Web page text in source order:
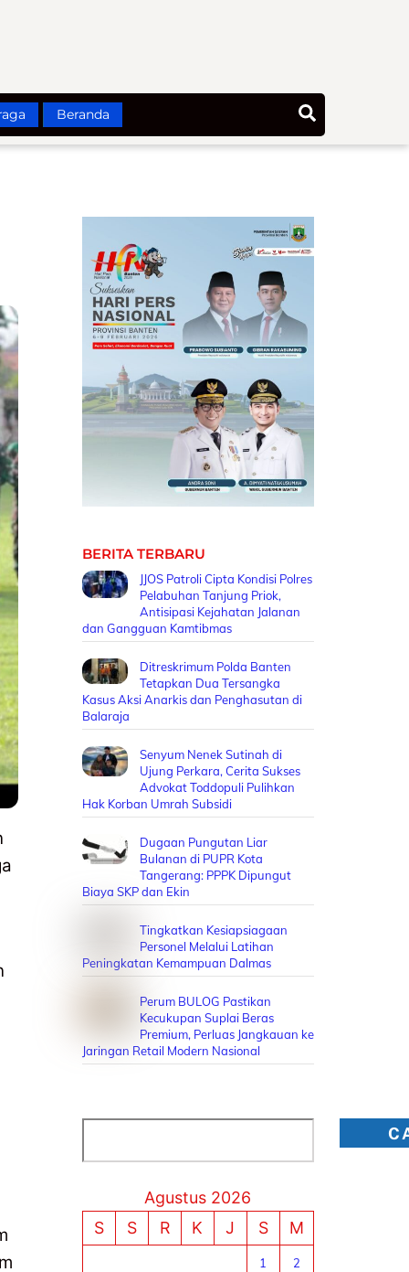
Beranda
BERITA TERBARU
JJOS Patroli Cipta Kondisi Polres
Pelabuhan Tanjung Priok,
Antisipasi Kejahatan Jalanan
dan Gangguan Kamtibmas
Ditreskrimum Polda Banten
Tetapkan Dua Tersangka
Kasus Aksi Anarkis dan Penghasutan di
Balaraja
Senyum Nenek Sutinah di
Ujung Perkara, Cerita Sukses
Advokat Toddopuli Pulihkan
Hak Korban Umrah Subsidi
Dugaan Pungutan Liar
Bulanan di PUPR Kota
Tangerang: PPPK Dipungut
Biaya SKP dan Ekin
Tingkatkan Kesiapsiagaan
Personel Melalui Latihan
Peningkatan Kemampuan Dalmas
Perum BULOG Pastikan
Kecukupan Suplai Beras
Premium, Perluas Jangkauan ke
Jaringan Retail Modern Nasional
Agustus 2026
S
S R K J S M
1 2